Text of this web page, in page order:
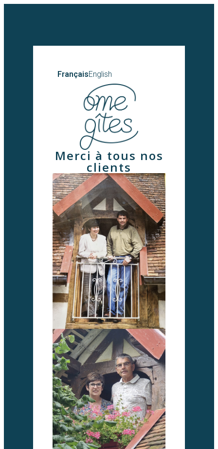
FrançaisEnglish
Merci à tous nos
clients